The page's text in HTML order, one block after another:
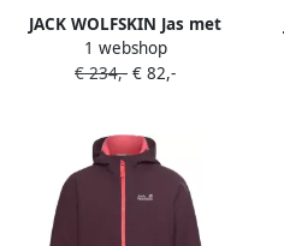
JACK WOLFSKIN Jas met
capuchon Paars
1 webshop
€ 234,- € 82,-